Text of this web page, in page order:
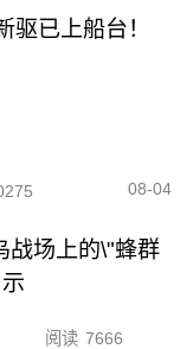
已上船台！
08-04
战场上的\"蜂群
阅读 7666